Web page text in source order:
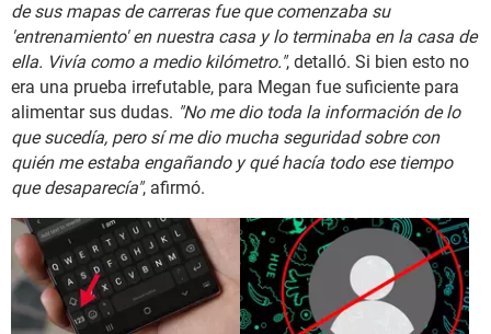
de sus mapas de carreras fue que comenzaba su
'entrenamiento' en nuestra casa y lo terminaba en la casa de
ella. Vivía como a medio kilómetro.", detalló. Si bien esto no
era una prueba irrefutable, para Megan fue suficiente para
alimentar sus dudas. "No me dio toda la información de lo
que sucedía, pero sí me dio mucha seguridad sobre con
quién me estaba engañando y qué hacía todo ese tiempo
que desaparecía", afirmó.